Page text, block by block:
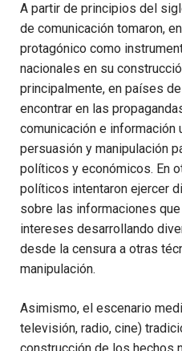
A partir de principios del
de comunica­ción tomaron,
protagónico como
nacionales en su
principalmente, en países
encontrar en las
comunicación e información
persuasión y manipulación
políticos y económicos. En
políticos intentaron ejercer
sobre las informaciones
intereses desarrollando
desde la censura a otras
manipulación.
Asimismo, el escenario
televisión, radio, cine)